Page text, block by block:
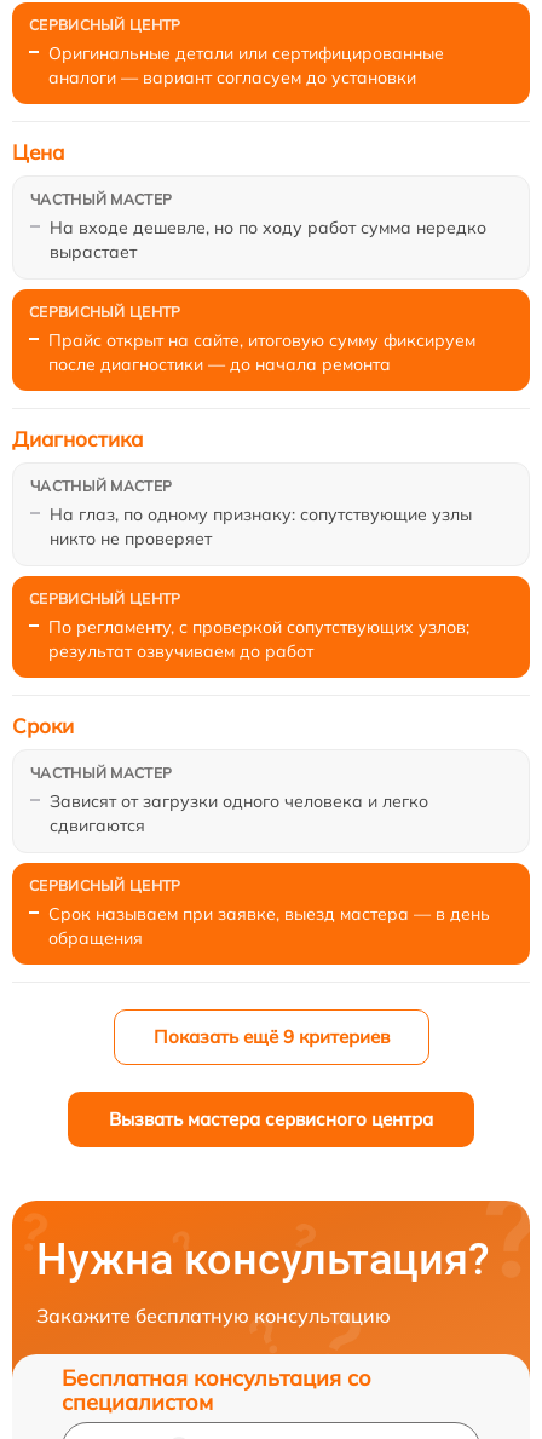
Оригинальные детали или сертифицированные
аналоги — вариант согласуем до установки
На входе дешевле, но по ходу работ сумма нередко
вырастает
Цена
Прайс открыт на сайте, итоговую сумму фиксируем
после диагностики — до начала ремонта
На глаз, по одному признаку: сопутствующие узлы
никто не проверяет
Диагностика
По регламенту, с проверкой сопутствующих узлов;
результат озвучиваем до работ
Зависят от загрузки одного человека и легко
сдвигаются
Сроки
Срок называем при заявке, выезд мастера — в день
обращения
Показать ещё 9 критериев
Вызвать мастера сервисного центра
Нужна консультация?
Закажите бесплатную консультацию
Бесплатная консультация со
специалистом